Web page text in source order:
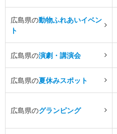
広島県の動物ふれあいイベン
ト
広島県の演劇・講演会
広島県の夏休みスポット
広島県のグランピング